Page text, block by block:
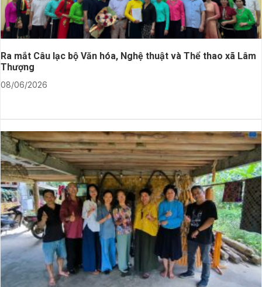
Ra mắt Câu lạc bộ Văn hóa, Nghệ thuật và Thể thao xã Lâm
Thượng
08/06/2026